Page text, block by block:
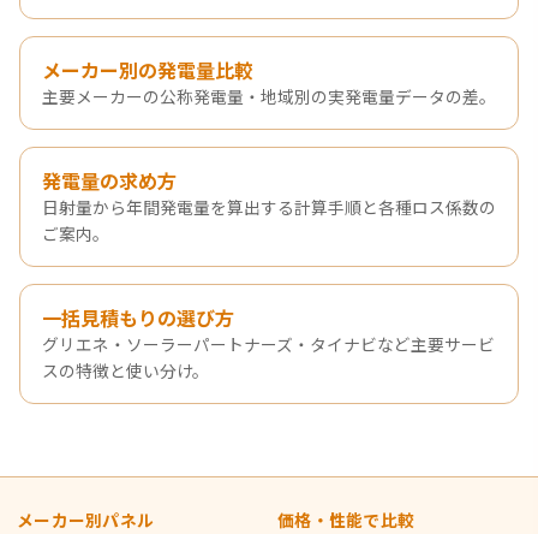
メーカー別の発電量比較
主要メーカーの公称発電量・地域別の実発電量データの差。
発電量の求め方
日射量から年間発電量を算出する計算手順と各種ロス係数の
ご案内。
一括見積もりの選び方
グリエネ・ソーラーパートナーズ・タイナビなど主要サービ
スの特徴と使い分け。
メーカー別パネル 価格・性能で比較